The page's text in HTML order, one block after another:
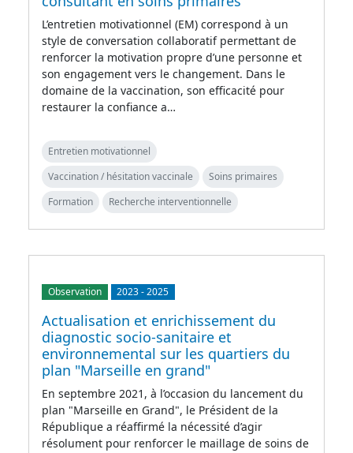
L’entretien motivationnel (EM) correspond à un
style de conversation collaboratif permettant de
renforcer la motivation propre d’une personne et
son engagement vers le changement. Dans le
domaine de la vaccination, son efficacité pour
restaurer la confiance a…
Entretien motivationnel
Vaccination / hésitation vaccinale
Soins primaires
Formation
Recherche interventionnelle
Observation 2023-2025
Actualisation et enrichissement du
diagnostic socio-sanitaire et
environnemental sur les quartiers du
plan "Marseille en grand"
En septembre 2021, à l’occasion du lancement du
plan "Marseille en Grand", le Président de la
République a réaffirmé la nécessité d’agir
résolument pour renforcer le maillage de soins de